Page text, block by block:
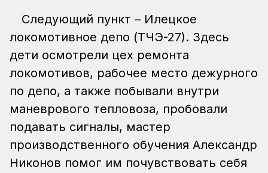
Следующий пункт – Илецкое
локомотивное депо (ТЧЭ-27). Здесь
дети осмотрели цех ремонта
локомотивов, рабочее место дежурного
по депо, а также побывали внутри
маневрового тепловоза, пробовали
подавать сигналы, мастер
производственного обучения Александр
Никонов помог им почувствовать себя